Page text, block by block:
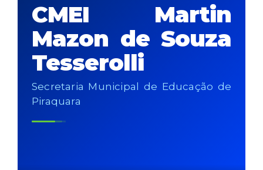
CMEI Martin
Mazon de Souza
Tesserolli
Secretaria Municipal de Educação de
Piraquara